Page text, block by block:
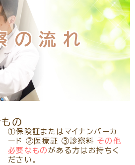
よくある質問
リンク
パンフレットのダウンロード
特徴
しばらく眼科受診していない
使う
コンタクトレンズトラブル
の流れ
の
①保険証またはマイナンバーカ
ード ②医療証 ③診察料その他
必要なもの がある方はお持ちく
ださい。